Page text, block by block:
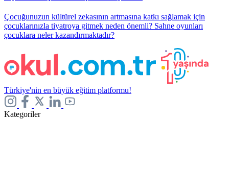
Çocuğunuzun kültürel zekasının artmasına katkı sağlamak için
çocuklarınızla tiyatroya gitmek neden önemli? Sahne oyunları
çocuklara neler kazandırmaktadır?
Türkiye'nin en büyük eğitim platformu!
Kategoriler